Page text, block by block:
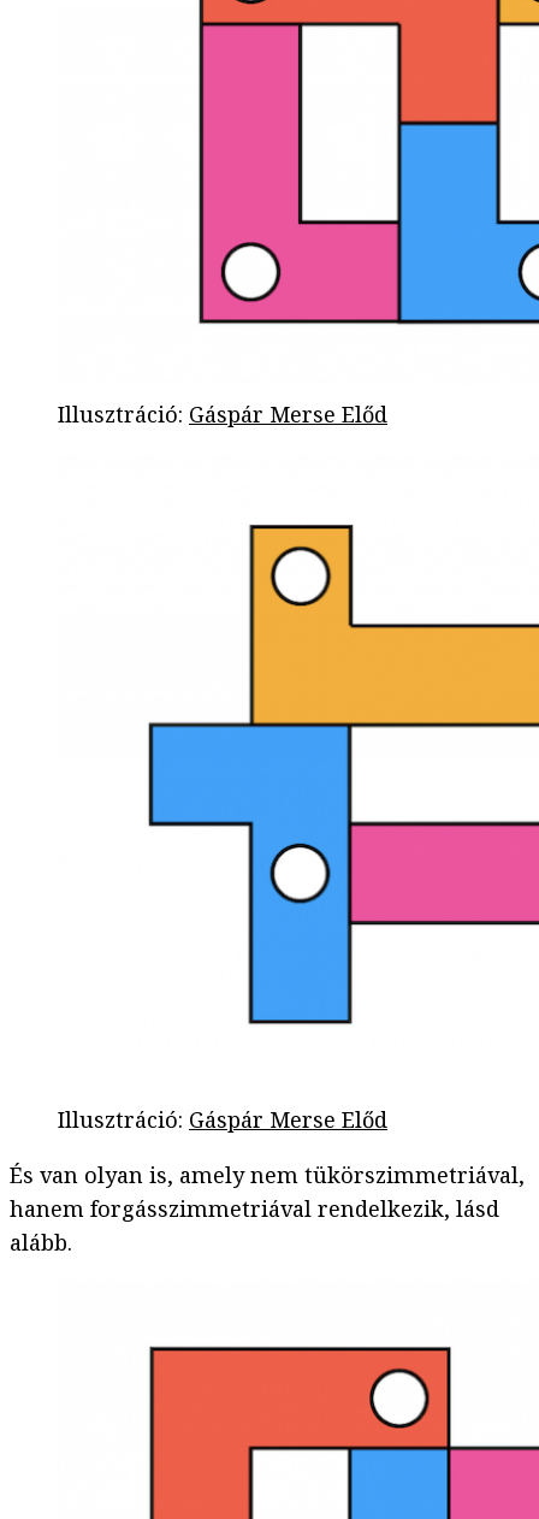
Illusztráció: Gáspár Merse Előd
Illusztráció: Gáspár Merse Előd
És van olyan is, amely nem tükörszimmetriával,
hanem forgásszimmetriával rendelkezik, lásd
alább.